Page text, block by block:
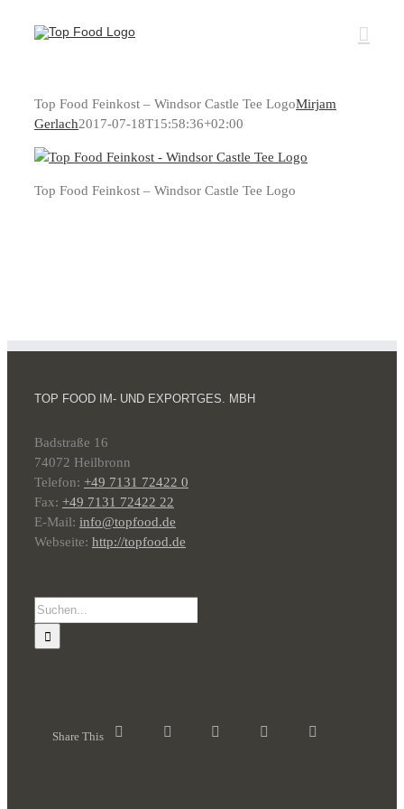
Inhalt
Top Food Feinkost – Windsor Castle Tee LogoMirjam
Gerlach2017-07-18T15:58:36+02:00
Top Food Feinkost – Windsor Castle Tee Logo
TOP FOOD IM- UND EXPORTGES. MBH
Badstraße 16
74072 Heilbronn
Telefon: +49 7131 72422 0
Fax: +49 7131 72422 22
E-Mail: info@topfood.de
Webseite: http://topfood.de
Suche
nach:
Share This